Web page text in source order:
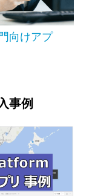
向けアプ
事例